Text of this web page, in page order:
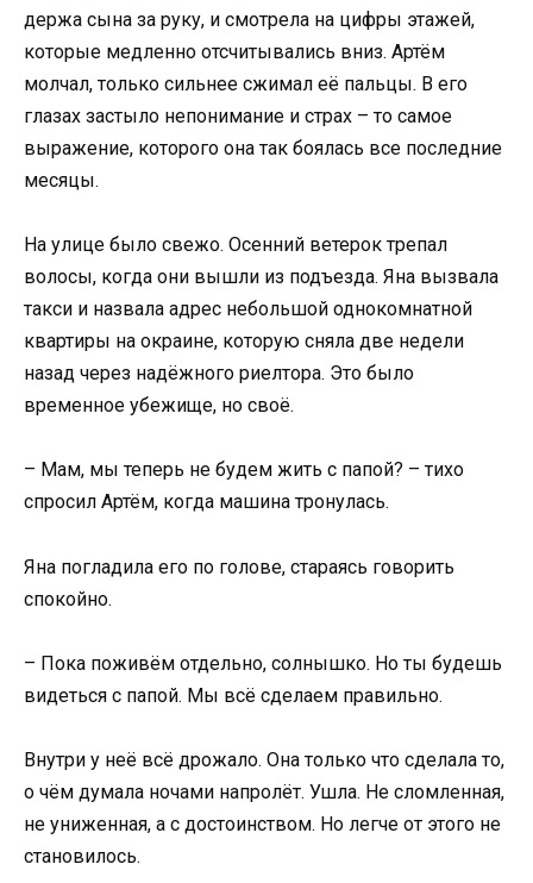
держа сына за руку, и смотрела на цифры этажей,
которые медленно отсчитывались вниз. Артём
молчал, только сильнее сжимал её пальцы. В его
глазах застыло непонимание и страх – то самое
выражение, которого она так боялась все последние
месяцы.
На улице было свежо. Осенний ветерок трепал
волосы, когда они вышли из подъезда. Яна вызвала
такси и назвала адрес небольшой однокомнатной
квартиры на окраине, которую сняла две недели
назад через надёжного риелтора. Это было
временное убежище, но своё.
– Мам, мы теперь не будем жить с папой? – тихо
спросил Артём, когда машина тронулась.
Яна погладила его по голове, стараясь говорить
спокойно.
– Пока поживём отдельно, солнышко. Но ты будешь
видеться с папой. Мы всё сделаем правильно.
Внутри у неё всё дрожало. Она только что сделала то,
о чём думала ночами напролёт. Ушла. Не сломленная,
не униженная, а с достоинством. Но легче от этого не
становилось.